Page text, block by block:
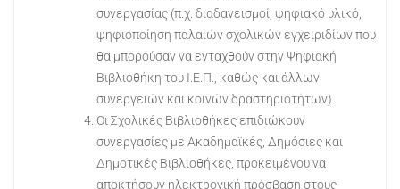
συνεργασίας (π.χ. διαδανεισμοί, ψηφιακό υλικό,
ψηφιοποίηση παλαιών σχολικών εγχειριδίων που
θα μπορούσαν να ενταχθούν στην Ψηφιακή
Βιβλιοθήκη του Ι.Ε.Π., καθώς και άλλων
συνεργειών και κοινών δραστηριοτήτων).
Οι Σχολικές Βιβλιοθήκες επιδιώκουν
συνεργασίες με Ακαδημαϊκές, Δημόσιες και
Δημοτικές Βιβλιοθήκες, προκειμένου να
αποκτήσουν ηλεκτρονική πρόσβαση στους